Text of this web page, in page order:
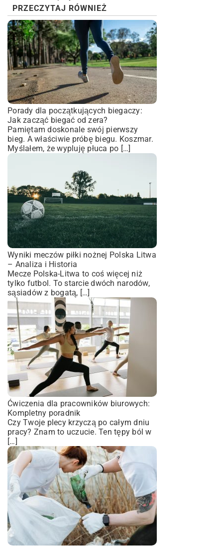
PRZECZYTAJ RÓWNIEŻ
Porady dla początkujących biegaczy:
Jak zacząć biegać od zera?
Pamiętam doskonale swój pierwszy
bieg. A właściwie próbę biegu. Koszmar.
Myślałem, że wypluję płuca po […]
Wyniki meczów piłki nożnej Polska Litwa
– Analiza i Historia
Mecze Polska-Litwa to coś więcej niż
tylko futbol. To starcie dwóch narodów,
sąsiadów z bogatą, […]
Ćwiczenia dla pracowników biurowych:
Kompletny poradnik
Czy Twoje plecy krzyczą po całym dniu
pracy? Znam to uczucie. Ten tępy ból w
[…]